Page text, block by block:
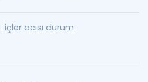
içler acısı durum